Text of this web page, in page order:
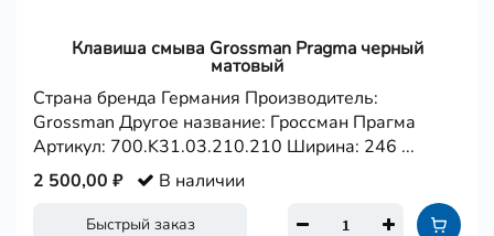
Клавиша смыва Grossman Pragma черный
матовый
Страна бренда Германия Производитель:
Grossman Другое название: Гроссман Прагма
Артикул: 700.K31.03.210.210 Ширина: 246 ...
Быстрый заказ
2 500,00 ₽ В наличии